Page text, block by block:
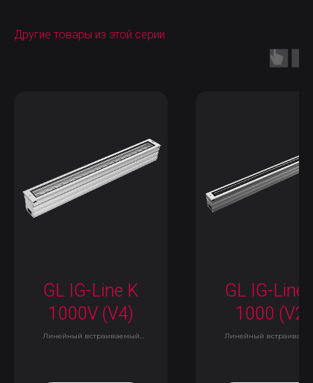
Другие товары из этой серии
GL IG-Line K
1000V (V4)
Линейный встраиваемый
GL IG-Line
1000 (V2)
Линейный